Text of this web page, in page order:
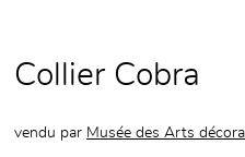
Collier Cobra
vendu par Musée des Arts